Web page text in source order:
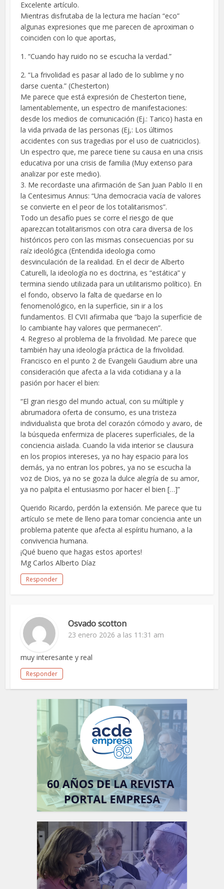
Excelente artículo.
Mientras disfrutaba de la lectura me hacían “eco”
algunas expresiones que me parecen de aproximan o
coinciden con lo que aportas,
1. “Cuando hay ruido no se escucha la verdad.”
2. “La frivolidad es pasar al lado de lo sublime y no
darse cuenta.” (Chesterton)
Me parece que está expresión de Chesterton tiene,
lamentablemente, un espectro de manifestaciones:
desde los medios de comunicación (Ej.: Tarico) hasta en
la vida privada de las personas (Ej,: Los últimos
accidentes con sus tragedias por el uso de cuatriciclos).
Un espectro que, me parece tiene su causa en una crisis
educativa por una crisis de familia (Muy extenso para
analizar por este medio).
3. Me recordaste una afirmación de San Juan Pablo II en
la Centesimus Annus: “Una democracia vacía de valores
se convierte en el peor de los totalitarismos”.
Todo un desafío pues se corre el riesgo de que
aparezcan totalitarismos con otra cara diversa de los
históricos pero con las mismas consecuencias por su
raíz ideológica (Entendida ideologia como
desvinculación de la realidad. En el decir de Alberto
Caturelli, la ideología no es doctrina, es “estática” y
termina siendo utilizada para un utilitarismo político). En
el fondo, observo la falta de quedarse en lo
fenomenológico, en la superficie, sin ir a los
fundamentos. El CVII afirmaba que “bajo la superficie de
lo cambiante hay valores que permanecen”.
4. Regreso al problema de la frivolidad. Me parece que
también hay una ideología práctica de la frivolidad.
Francisco en el punto 2 de Evangelii Gaudium abre una
consideración que afecta a la vida cotidiana y a la
pasión por hacer el bien:
“El gran riesgo del mundo actual, con su múltiple y
abrumadora oferta de consumo, es una tristeza
individualista que brota del corazón cómodo y avaro, de
la búsqueda enfermiza de placeres superficiales, de la
conciencia aislada. Cuando la vida interior se clausura
en los propios intereses, ya no hay espacio para los
demás, ya no entran los pobres, ya no se escucha la
voz de Dios, ya no se goza la dulce alegría de su amor,
ya no palpita el entusiasmo por hacer el bien […]”
Querido Ricardo, perdón la extensión. Me parece que tu
artículo se mete de lleno para tomar conciencia ante un
problema patente que afecta al espíritu humano, a la
convivencia humana.
¡Qué bueno que hagas estos aportes!
Mg Carlos Alberto Díaz
Responder
Osvado scotton
23 enero 2026 a las 11:31 am
muy interesante y real
Responder